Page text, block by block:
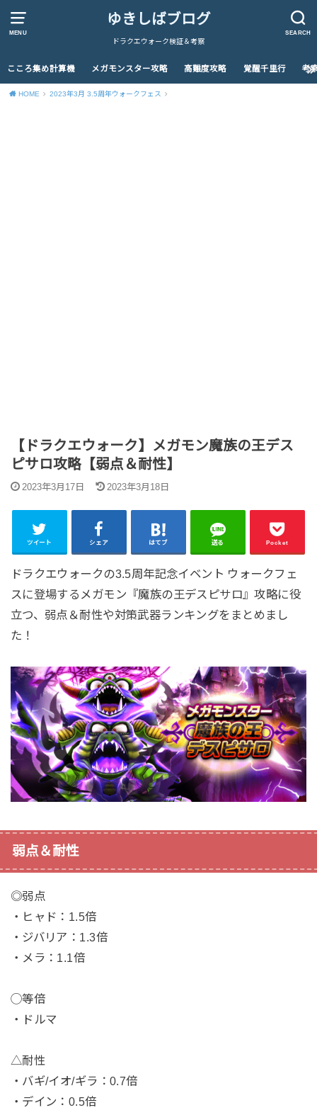
MENU SEARCH
ゆきしばブログ
ドラクエウォーク検証＆考察
こころ集め計算機 メガモンスター攻略 高難度攻略 覚醒千里行 考
HOME 2023年3月 3.5周年ウォークフェス
【ドラクエウォーク】メガモン魔族の王デス
ピサロ攻略【弱点＆耐性】
2023年3月17日 2023年3月18日
ツイート シェア はてブ 送る Pocket
ドラクエウォークの3.5周年記念イベント ウォークフェ
スに登場するメガモン『魔族の王デスピサロ』攻略に役
立つ、弱点＆耐性や対策武器ランキングをまとめまし
た！
弱点＆耐性
◎弱点
・ヒャド：1.5倍
・ジバリア：1.3倍
・メラ：1.1倍
◯等倍
・ドルマ
△耐性
・バギ/イオ/ギラ：0.7倍
・デイン：0.5倍